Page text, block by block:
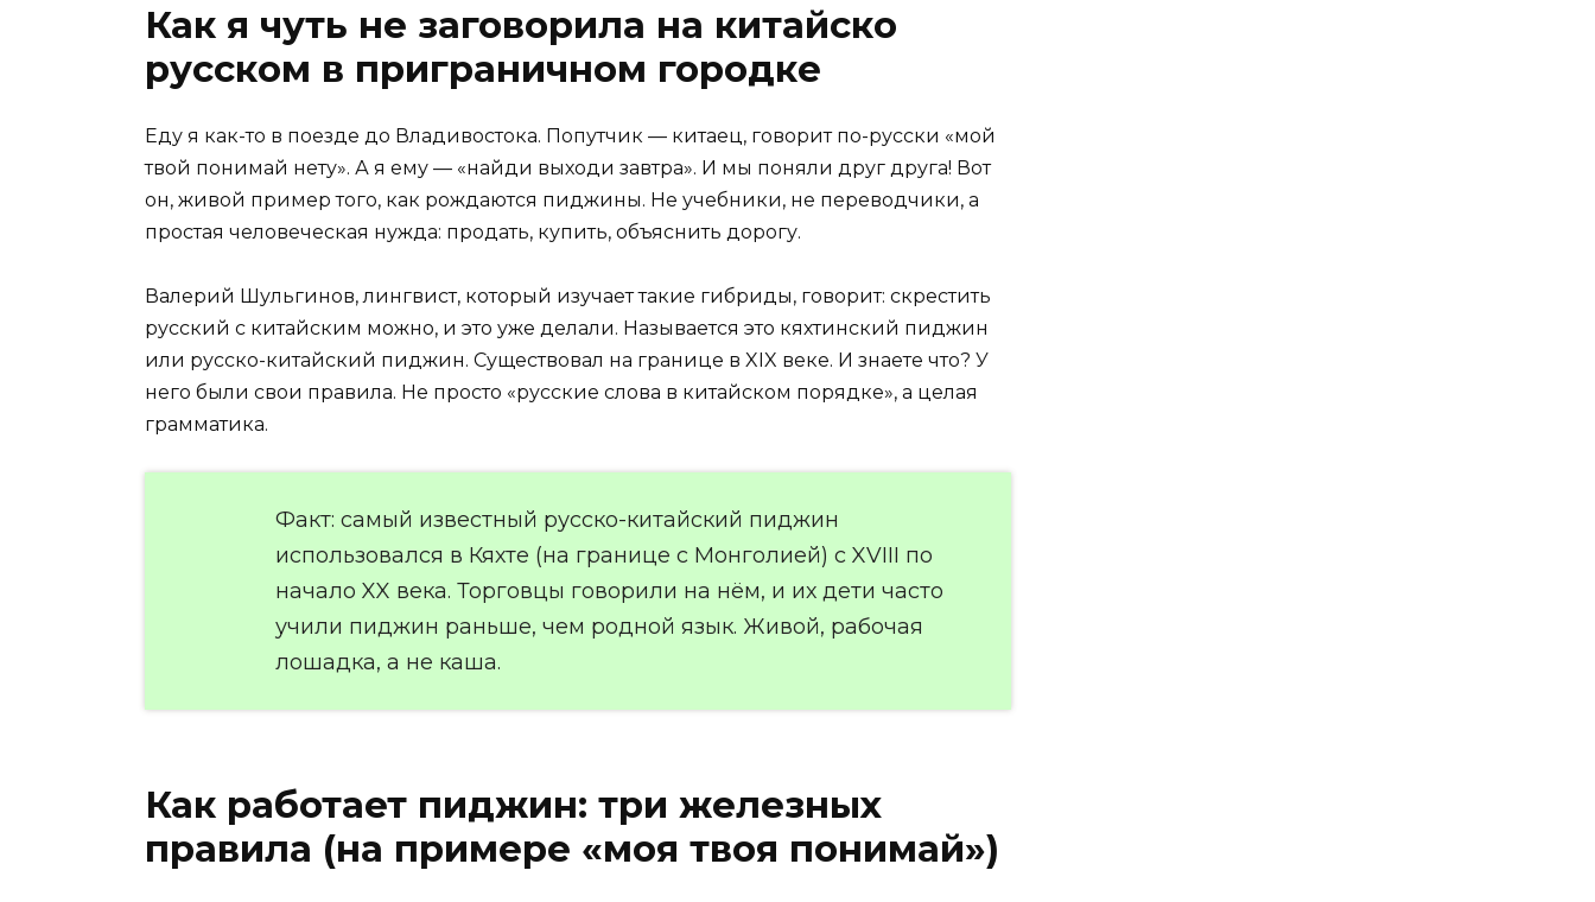
Как я чуть не заговорила на китайско
русском в приграничном городке
Еду я как-то в поезде до Владивостока. Попутчик — китаец, говорит по-русски «мой
твой понимай нету». А я ему — «найди выходи завтра». И мы поняли друг друга! Вот
он, живой пример того, как рождаются пиджины. Не учебники, не переводчики, а
простая человеческая нужда: продать, купить, объяснить дорогу.
Валерий Шульгинов, лингвист, который изучает такие гибриды, говорит: скрестить
русский с китайским можно, и это уже делали. Называется это кяхтинский пиджин
или русско-китайский пиджин. Существовал на границе в XIX веке. И знаете что? У
него были свои правила. Не просто «русские слова в китайском порядке», а целая
грамматика.
Факт: самый известный русско-китайский пиджин
использовался в Кяхте (на границе с Монголией) с XVIII по
начало XX века. Торговцы говорили на нём, и их дети часто
учили пиджин раньше, чем родной язык. Живой, рабочая
лошадка, а не каша.
Как работает пиджин: три железных
правила (на примере «моя твоя понимай»)